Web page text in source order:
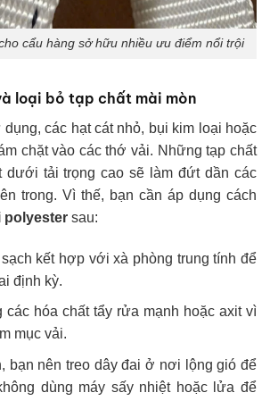
cẩu hàng sở hữu nhiều ưu điểm nổi trội
loại bỏ tạp chất mài mòn
các hạt cát nhỏ, bụi kim loại hoặc
chặt vào các thớ vải. Những tạp chất
dưới tải trọng cao sẽ làm đứt dần các
trong. Vì thế, bạn cần áp dụng cách
polyester sau:
kết hợp với xà phòng trung tính để
định kỳ.
các hóa chất tẩy rửa mạnh hoặc axit vì
mục vải.
bạn nên treo dây đai ở nơi lộng gió để
dùng máy sấy nhiệt hoặc lửa để